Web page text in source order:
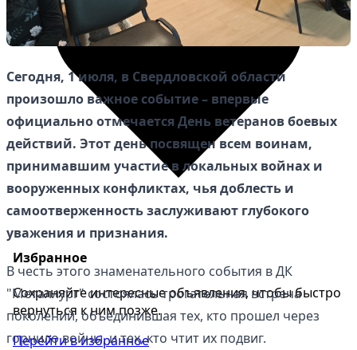
Избранное
Сохраняйте интересные объявления, чтобы быстро
вернуться к ним позже.
Перейти в избранное
Сегодня, 1 июля, в Свердловской области
произошло важное событие – впервые
официально отмечается День ветеранов боевых
действий. Этот день посвящен всем воинам,
принимавшим участие в локальных войнах и
вооруженных конфликтах, чья доблесть и
самоотверженность заслуживают глубокого
уважения и признания.
В честь этого знаменательного события в ДК
"Металлург" состоялась трогательная встреча
поколений, объединившая тех, кто прошел через
горнило войны, и тех, кто чтит их подвиг.